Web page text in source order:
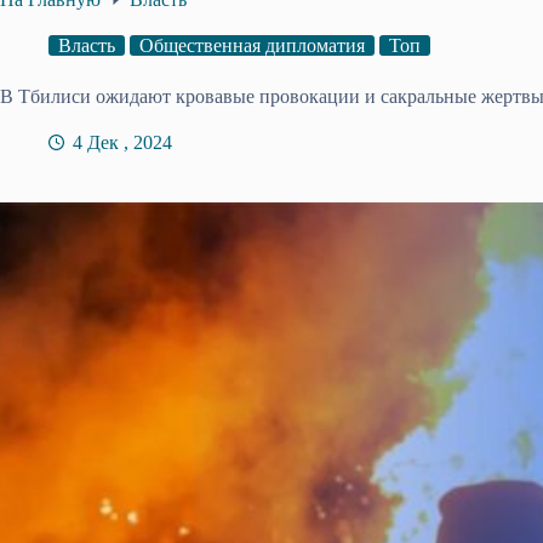
Власть Общественная дипломатия Топ
В Тбилиси ожидают кровавые провокации и сакральные жертвы
4 Дек , 2024